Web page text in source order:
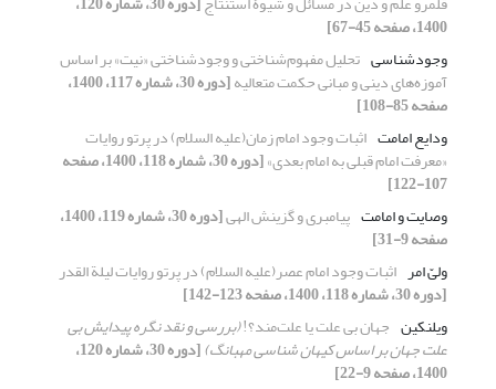
1400، صفحه 45-67]
وجودشناسی تحلیل مفهوم‌شناختی و وجودشناختی «نیت» بر اساس
آموزه‌های دینی و مبانی حکمت متعالیه [دوره 30، شماره 117، 1400،
صفحه 85-108]
ودایع امامت اثبات وجود امام زمان(علیه السلام) در پرتو روایات
«معرفت امام قبلی به امام بعدی» [دوره 30، شماره 118، 1400، صفحه
107-122]
وصایت و امامت پیامبری و گزینش الهی [دوره 30، شماره 119، 1400،
صفحه 9-31]
ولیّ امر اثبات وجود امام عصر(علیه السلام) در پرتو روایات لیلة القدر
[دوره 30، شماره 118، 1400، صفحه 123-142]
ویلنکین جهان بی علت یا علت‌مند؟!(بررسی و نقد نگره پیدایش بی
[دوره 30، شماره 120،
1400، صفحه 9-22]